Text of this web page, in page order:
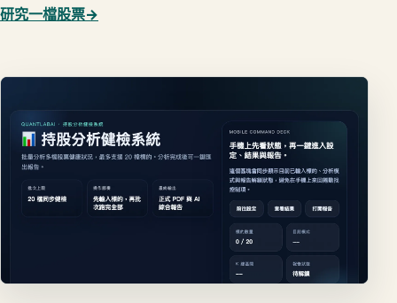
研究一檔股票→